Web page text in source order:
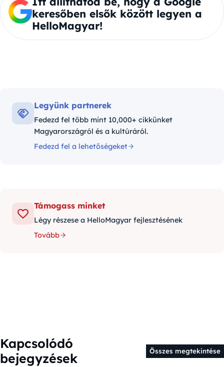
keresőben elsők között legyen a
HelloMagyar!
Legyünk partnerek
Fedezd fel több mint 10,000+ cikkünket
Magyarországról és a kultúráról.
Fedezd fel a lehetőségeket
Támogass minket
Légy részese a HelloMagyar fejlesztésének
Tovább
Kapcsolódó
bejegyzések
Összes megtekintése